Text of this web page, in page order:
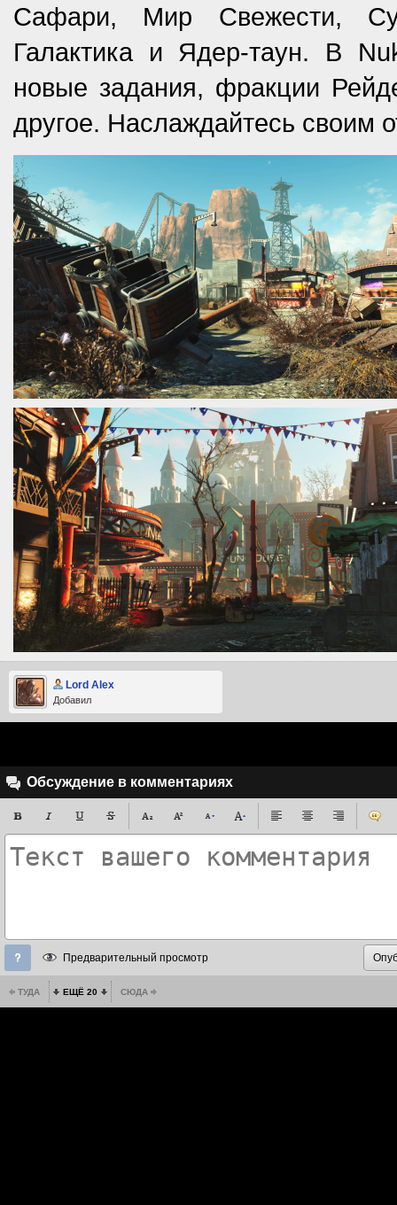
Сафари, Мир Свежести,
Галактика и Ядер-таун. В
новые задания, фракции
другое. Наслаждайтесь своим
Lord Alex
Добавил
Обсуждение в комментариях
Предварительный просмотр
ТУДА ЕЩЁ 20 СЮДА